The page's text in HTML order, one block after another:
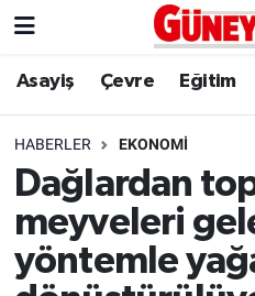
Asayiş Çevre Eğitim
HABERLER EKONOMI
Dağlardan
meyveleri
yöntemle
Asayiş
Çevre
Eğitim
Ekonomi
İstanbul Hava Durumu
İstanbul Trafik
Süper Lig Puan
Tüm Manşetler